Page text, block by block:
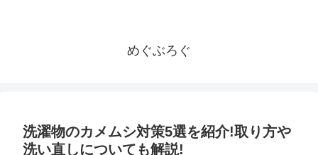
めぐぶろぐ
洗濯物のカメムシ対策5選を紹介!取り方や
洗い直しについても解説!